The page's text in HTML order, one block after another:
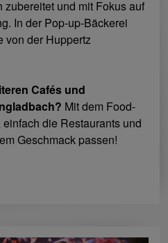
zubereitet und mit Fokus auf
In der Pop-up-Bäckerei
von der Huppertz
Cafés und
Mit dem Food-
die Restaurants und
Geschmack passen!